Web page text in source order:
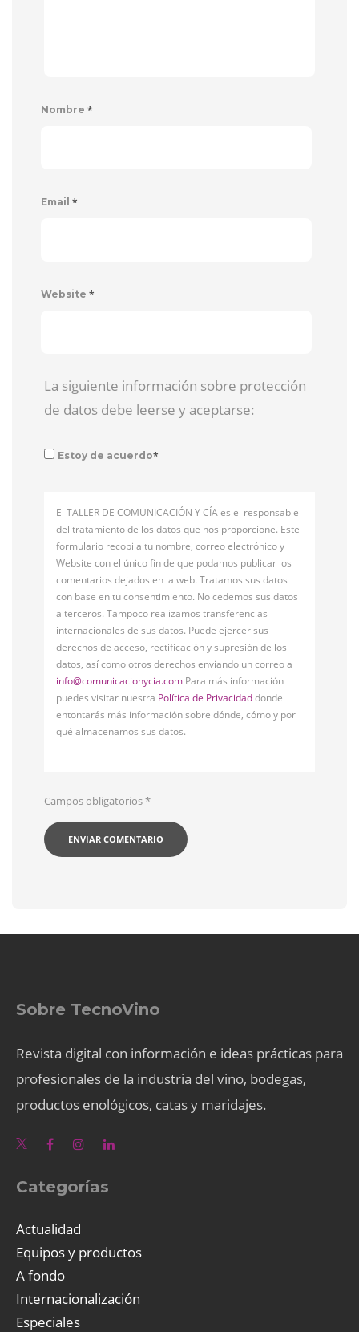
Nombre *
Email *
Website *
La siguiente información sobre protección
de datos debe leerse y aceptarse:
Estoy de acuerdo*
El TALLER DE COMUNICACIÓN Y CÍA es el responsable
del tratamiento de los datos que nos proporcione. Este
formulario recopila tu nombre, correo electrónico y
Website con el único fin de que podamos publicar los
comentarios dejados en la web. Tratamos sus datos
con base en tu consentimiento. No cedemos sus datos
a terceros. Tampoco realizamos transferencias
internacionales de sus datos. Puede ejercer sus
derechos de acceso, rectificación y supresión de los
datos, así como otros derechos enviando un correo a
info@comunicacionycia.com Para más información
puedes visitar nuestra Política de Privacidaddonde
entontarás más información sobre dónde, cómo y por
qué almacenamos sus datos.
Campos obligatorios*
Sobre TecnoVino
Revista digital con información e ideas prácticas para
profesionales de la industria del vino, bodegas,
productos enológicos, catas y maridajes.
Categorías
Actualidad
Equipos y productos
A fondo
Internacionalización
Especiales